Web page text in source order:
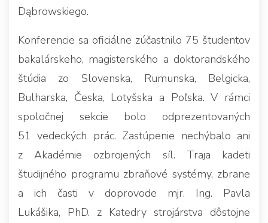
Dąbrowskiego.
Konferencie sa oficiálne zúčastnilo 75 študentov
bakalárskeho, magisterského a doktorandského
štúdia zo Slovenska, Rumunska, Belgicka,
Bulharska, Česka, Lotyšska a Poľska. V rámci
spoločnej sekcie bolo odprezentovaných
51 vedeckých prác. Zastúpenie nechýbalo ani
z Akadémie ozbrojených síl. Traja kadeti
študijného programu zbraňové systémy, zbrane
a ich časti v doprovode mjr. Ing. Pavla
Lukášika, PhD. z Katedry strojárstva dôstojne